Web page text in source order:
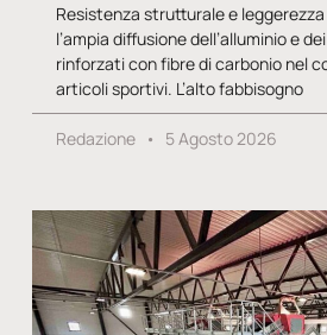
Resistenza strutturale e
l’ampia diffusione dell’alluminio e
rinforzati con fibre di carbonio nel
articoli sportivi. L’alto fabbisogno
Redazione 5 Agosto 2026